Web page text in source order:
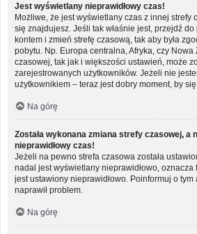
Jest wyświetlany nieprawidłowy czas!
Możliwe, że jest wyświetlany czas z innej strefy
się znajdujesz. Jeśli tak właśnie jest, przejdź
kontem i zmień strefę czasową, tak aby była
pobytu. Np. Europa centralna, Afryka, czy
czasowej, tak jak i większości ustawień, może
zarejestrowanych użytkowników. Jeżeli nie
użytkownikiem – teraz jest dobry moment, by
Na górę
Została wykonana zmiana strefy czasowej, a
nieprawidłowy czas!
Jeżeli na pewno strefa czasowa została
nadal jest wyświetlany nieprawidłowo, oznacza
jest ustawiony nieprawidłowo. Poinformuj o tym
naprawił problem.
Na górę